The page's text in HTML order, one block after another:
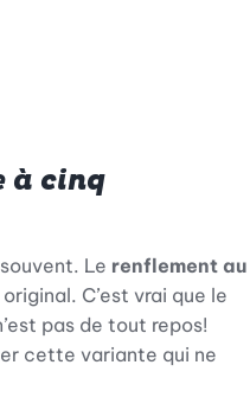
à cinq
Le renflement au
C’est vrai que le
pas de tout repos!
cette variante qui ne